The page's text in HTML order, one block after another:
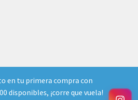
en tu primera compra con
disponibles, ¡corre que vuela!
·Términos y Condiciones·